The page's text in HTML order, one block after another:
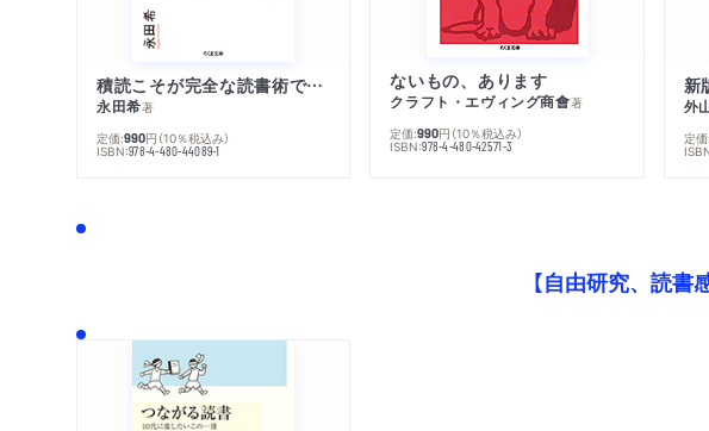
積読こそが完全な読書術である
永田希著
定価:990円 （10％税込み）
ISBN:978-4-480-44089-1
ないもの、あります
クラフト・エヴィング商會著
定価:990円 （10％税込み）
ISBN:978-4-480-42571-3
新
外
定価:
【自由研究、読